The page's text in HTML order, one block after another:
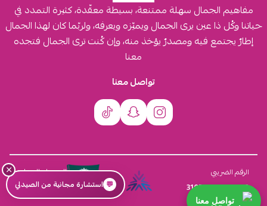
مفاهيم الجمال سهلة ممتنعة، بسيطة معقّدة، كثيرة التمدد في
حياتنا وكُل ذا عين يرى الجمال ويميّزه ويعرفه، ولربّما كان لهذا الجمال
إطارٌ يجتمع فيه ومصدرٌ يؤخذ منه، وإن كُنت ترى الجمال فتجده
معنا
تواصل معنا
الرقم الضريبي
310555259800003
السجل التجاري
4030431116
×
💬 استشارة مجانية من الصيدلي
تواصل معنا